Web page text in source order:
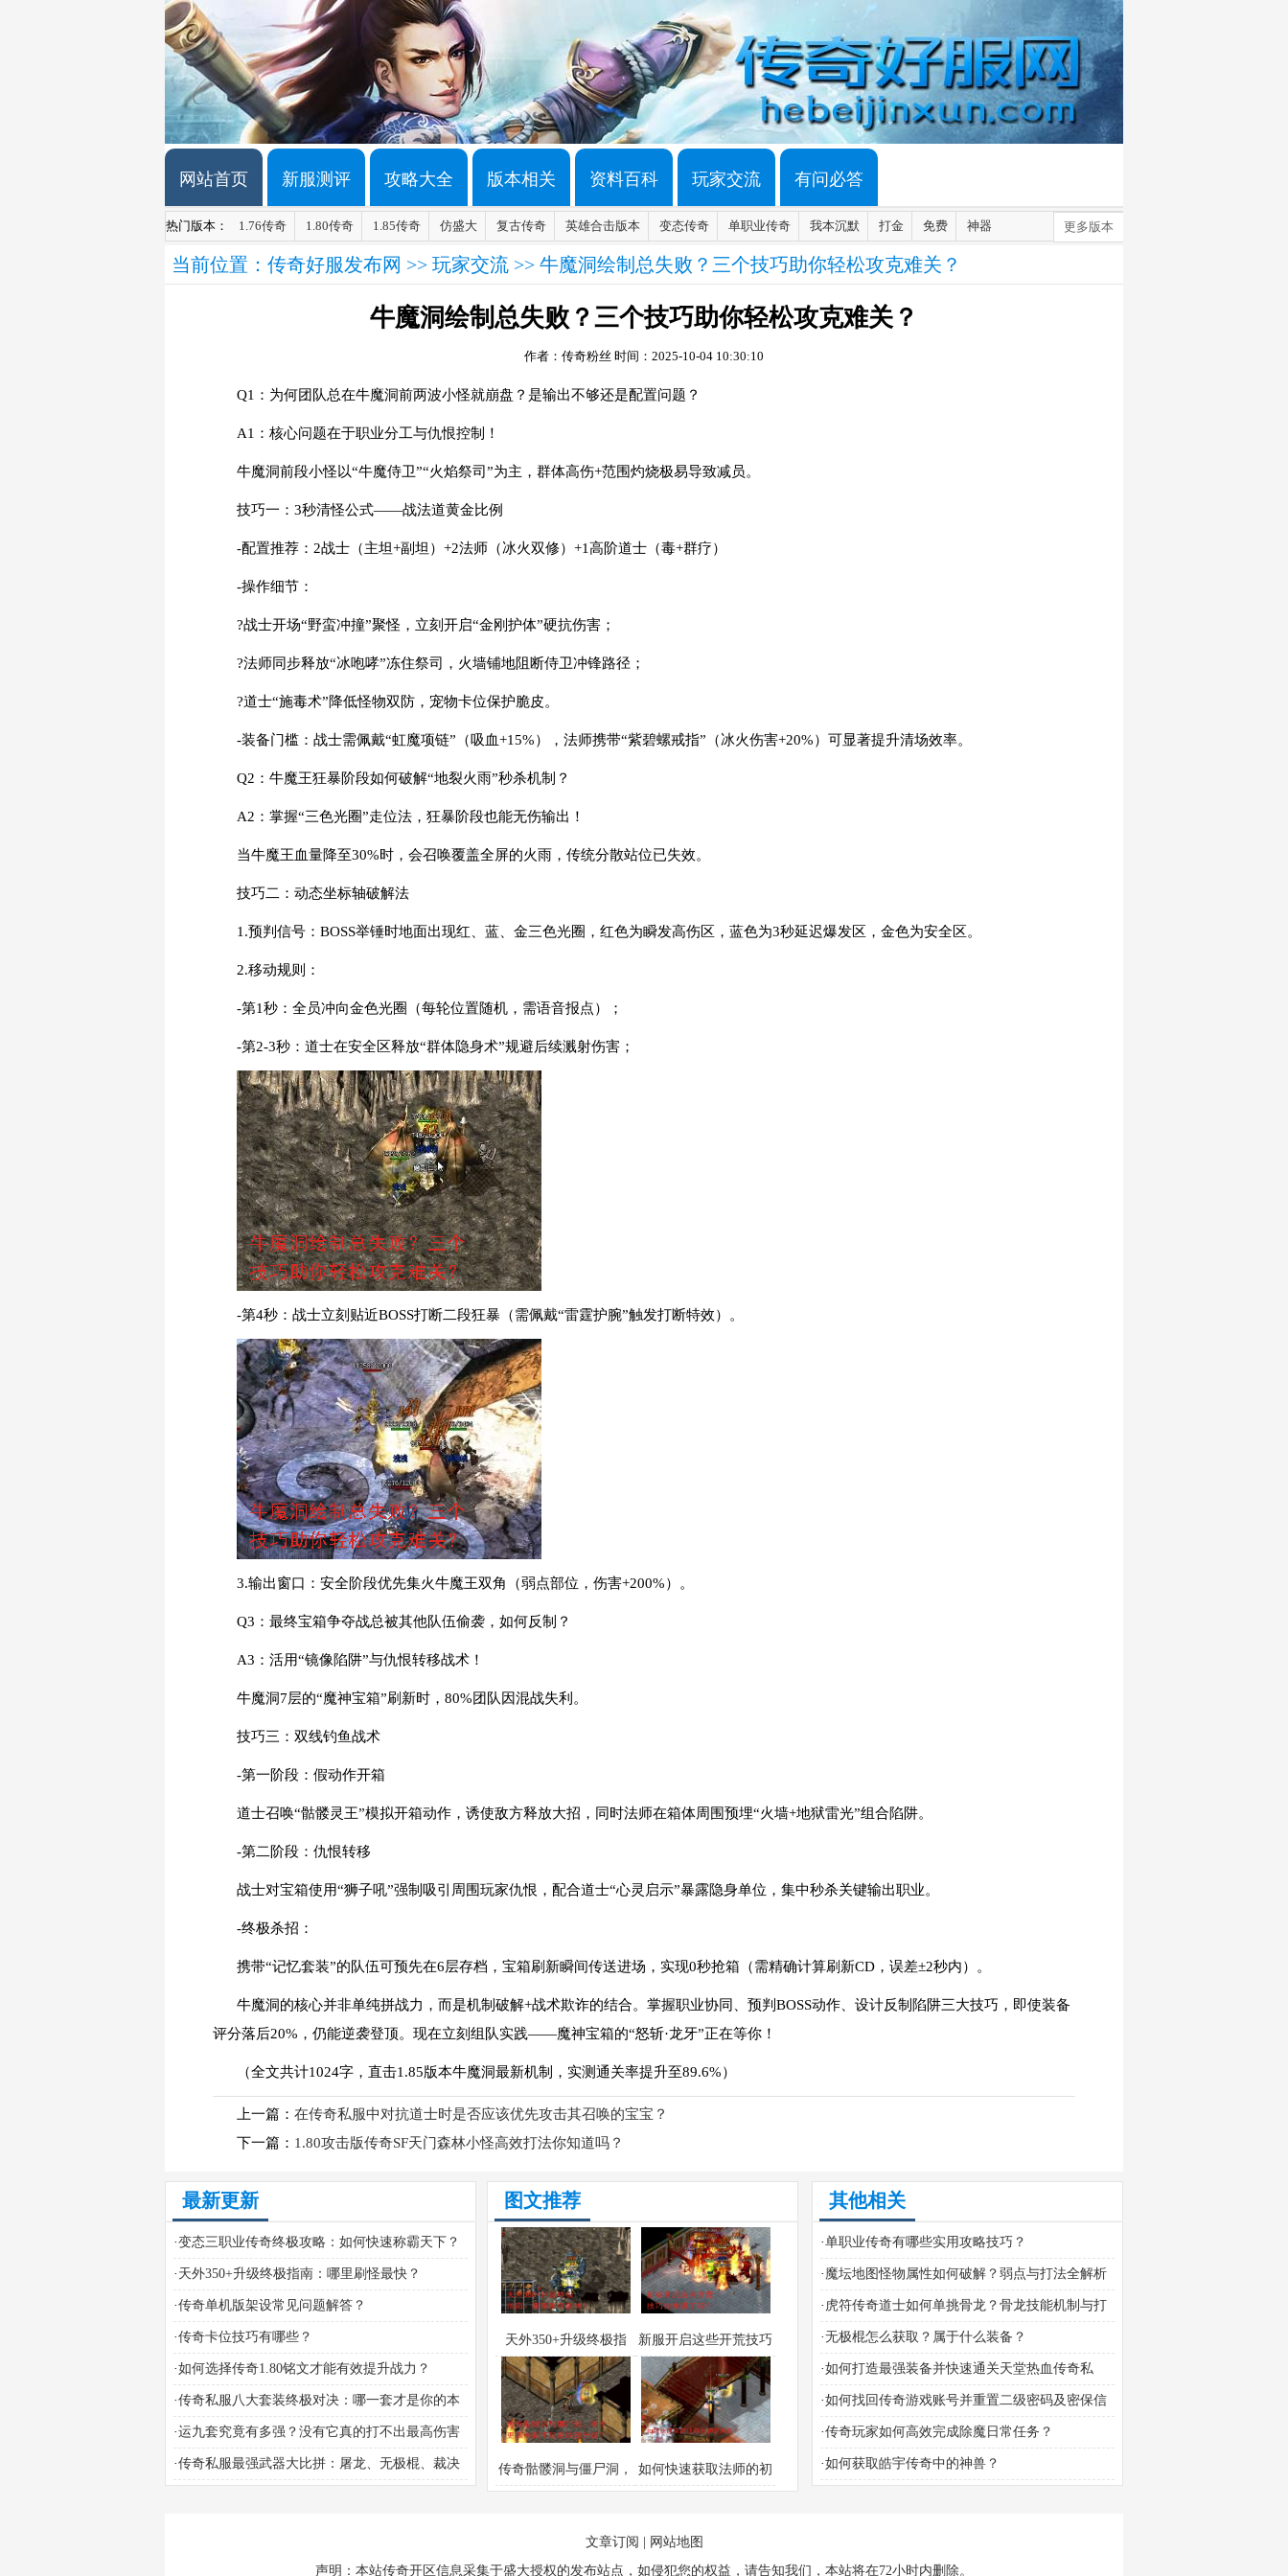
网站首页 新服测评 攻略大全 版本相关 资料百科 玩家交流 有问必答
热门版本： 1.76传奇 1.80传奇 1.85传奇 仿盛大 复古传奇 英雄合击版本 变态传奇 单职业传奇 我本沉默 打金 免费 神器 更多版本
当前位置： 传奇好服发布网 >> 玩家交流 >> 牛魔洞绘制总失败？三个技巧助你轻松攻克难关？
牛魔洞绘制总失败？三个技巧助你轻松攻克难关？
作者：传奇粉丝 时间：2025-10-04 10:30:10
Q1：为何团队总在牛魔洞前两波小怪就崩盘？是输出不够还是配置问题？
A1：核心问题在于职业分工与仇恨控制！
牛魔洞前段小怪以“牛魔侍卫”“火焰祭司”为主，群体高伤+范围灼烧极易导致减员。
技巧一：3秒清怪公式——战法道黄金比例
-配置推荐：2战士（主坦+副坦）+2法师（冰火双修）+1高阶道士（毒+群疗）
-操作细节：
?战士开场“野蛮冲撞”聚怪，立刻开启“金刚护体”硬抗伤害；
?法师同步释放“冰咆哮”冻住祭司，火墙铺地阻断侍卫冲锋路径；
?道士“施毒术”降低怪物双防，宠物卡位保护脆皮。
-装备门槛：战士需佩戴“虹魔项链”（吸血+15%），法师携带“紫碧螺戒指”（冰火伤害+20%）可显著提升清场效率。
Q2：牛魔王狂暴阶段如何破解“地裂火雨”秒杀机制？
A2：掌握“三色光圈”走位法，狂暴阶段也能无伤输出！
当牛魔王血量降至30%时，会召唤覆盖全屏的火雨，传统分散站位已失效。
技巧二：动态坐标轴破解法
1.预判信号：BOSS举锤时地面出现红、蓝、金三色光圈，红色为瞬发高伤区，蓝色为3秒延迟爆发区，金色为安全区。
2.移动规则：
-第1秒：全员冲向金色光圈（每轮位置随机，需语音报点）；
-第2-3秒：道士在安全区释放“群体隐身术”规避后续溅射伤害；
-第4秒：战士立刻贴近BOSS打断二段狂暴（需佩戴“雷霆护腕”触发打断特效）。
3.输出窗口：安全阶段优先集火牛魔王双角（弱点部位，伤害+200%）。
Q3：最终宝箱争夺战总被其他队伍偷袭，如何反制？
A3：活用“镜像陷阱”与仇恨转移战术！
牛魔洞7层的“魔神宝箱”刷新时，80%团队因混战失利。
技巧三：双线钓鱼战术
-第一阶段：假动作开箱
道士召唤“骷髅灵王”模拟开箱动作，诱使敌方释放大招，同时法师在箱体周围预埋“火墙+地狱雷光”组合陷阱。
-第二阶段：仇恨转移
战士对宝箱使用“狮子吼”强制吸引周围玩家仇恨，配合道士“心灵启示”暴露隐身单位，集中秒杀关键输出职业。
-终极杀招：
携带“记忆套装”的队伍可预先在6层存档，宝箱刷新瞬间传送进场，实现0秒抢箱（需精确计算刷新CD，误差±2秒内）。
牛魔洞的核心并非单纯拼战力，而是机制破解+战术欺诈的结合。掌握职业协同、预判BOSS动作、设计反制陷阱三大技巧，即使装备
评分落后20%，仍能逆袭登顶。现在立刻组队实践——魔神宝箱的“怒斩·龙牙”正在等你！
（全文共计1024字，直击1.85版本牛魔洞最新机制，实测通关率提升至89.6%）
上一篇： 在传奇私服中对抗道士时是否应该优先攻击其召唤的宝宝？
下一篇： 1.80攻击版传奇SF天门森林小怪高效打法你知道吗？
最新更新
·变态三职业传奇终极攻略：如何快速称霸天下？
· 天外350+升级终极指南：哪里刷怪最快？
·传奇单机版架设常见问题解答？
·传奇卡位技巧有哪些？
·如何选择传奇1.80铭文才能有效提升战力？
·传奇私服八大套装终极对决：哪一套才是你的本
命神装？
·运九套究竟有多强？没有它真的打不出最高伤害
吗？
·传奇私服最强武器大比拼：屠龙、无极棍、裁决
图文推荐
天外350+升级终极指
南：哪里刷怪最快？
新服开启这些开荒技巧
你掌握了吗？
传奇骷髅洞与僵尸洞， 如何快速获取法师的初
其他相关
·单职业传奇有哪些实用攻略技巧？
· 魔坛地图怪物属性如何破解？弱点与打法全解析
· 虎符传奇道士如何单挑骨龙？骨龙技能机制与打
法图文详解
·无极棍怎么获取？属于什么装备？
·如何打造最强装备并快速通关天堂热血传奇私
服？
·如何找回传奇游戏账号并重置二级密码及密保信
息？
·传奇玩家如何高效完成除魔日常任务？
·如何获取皓宇传奇中的神兽？
文章订阅
网站地图
声明：本站传奇开区信息采集于盛大授权的发布站点，如侵犯您的权益，请告知我们，本站将在72小时内删除。